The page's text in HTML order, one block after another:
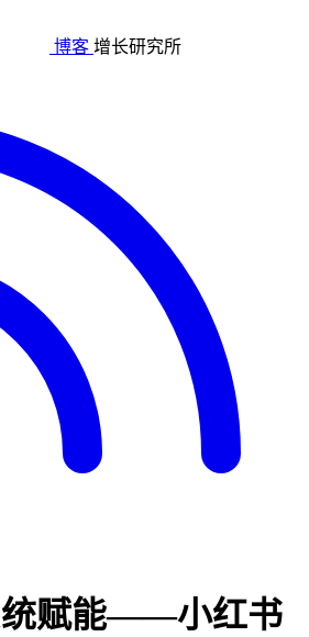
博客 增长研究所
统赋能——小红书